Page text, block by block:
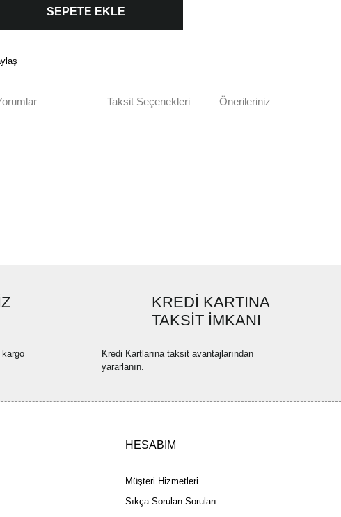
SEPETE EKLE
Taksit Seçenekleri Önerileriniz
olmalı.
KREDİ KARTINA
TAKSİT İMKANI
Kredi Kartlarına taksit avantajlarından
yararlanın.
HESABIM
Müşteri Hizmetleri
Sıkça Sorulan Soruları